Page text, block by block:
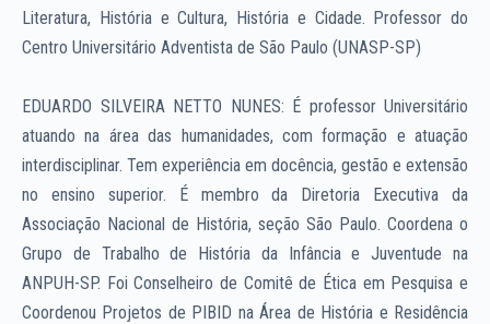
Literatura, História e Cultura, História e Cidade. Professor do
Centro Universitário Adventista de São Paulo (UNASP-SP)
EDUARDO SILVEIRA NETTO NUNES: É professor Universitário
atuando na área das humanidades, com formação e atuação
interdisciplinar. Tem experiência em docência, gestão e extensão
no ensino superior. É membro da Diretoria Executiva da
Associação Nacional de História, seção São Paulo. Coordena o
Grupo de Trabalho de História da Infância e Juventude na
ANPUH-SP. Foi Conselheiro de Comitê de Ética em Pesquisa e
Coordenou Projetos de PIBID na Área de História e Residência